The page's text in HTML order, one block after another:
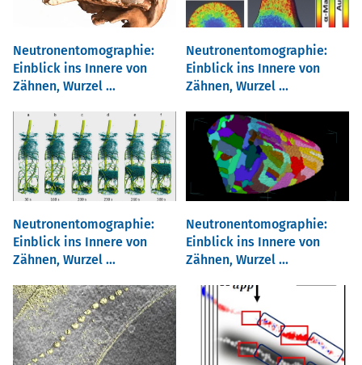
Neutronentomographie:
Einblick ins Innere von
Zähnen, Wurzel ...
Neutronentomographie:
Einblick ins Innere von
Zähnen, Wurzel ...
Neutronentomographie:
Einblick ins Innere von
Zähnen, Wurzel ...
Neutronentomographie:
Einblick ins Innere von
Zähnen, Wurzel ...